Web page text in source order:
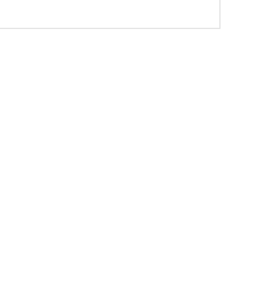
invités à légaliser